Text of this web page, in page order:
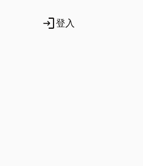
login登入